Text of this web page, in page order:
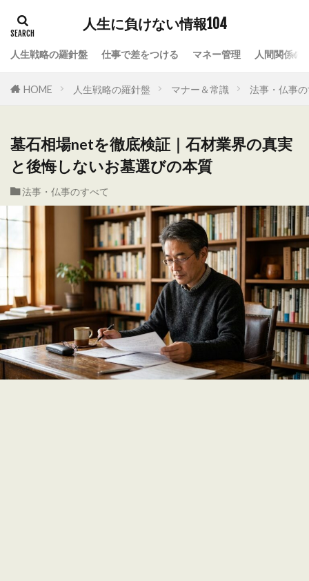
人生に負けない情報104
人生戦略の羅針盤 仕事で差をつける マネー管理 人間関係の
HOME 人生戦略の羅針盤 マナー＆常識 法事・仏事
墓石相場netを徹底検証｜石材業界の真実
と後悔しないお墓選びの本質
法事・仏事のすべて